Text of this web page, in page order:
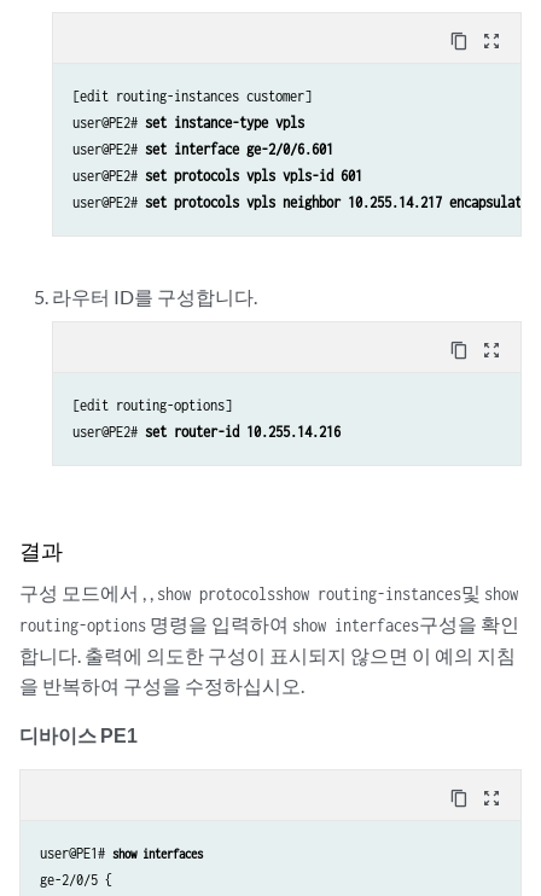
content_copy zoom_out_map
[edit routing-instances customer]
user@PE2# set instance-type vpls
user@PE2# set interface ge-2/0/6.601
user@PE2# set protocols vpls vpls-id 601
user@PE2# set protocols vpls neighbor 10.255.14.217
라우터 ID를 구성합니다.
content_copy zoom_out_map
[edit routing-options]
user@PE2# set router-id 10.255.14.216
결과
구성 모드에서 , , show protocolsshow routing-instances및 show
routing-options 명령을 입력하여 show interfaces구성을 확인
합니다. 출력에 의도한 구성이 표시되지 않으면 이 예의 지침
을 반복하여 구성을 수정하십시오.
디바이스 PE1
content_copy zoom_out_map
user@PE1# show interfaces
ge-2/0/5 {